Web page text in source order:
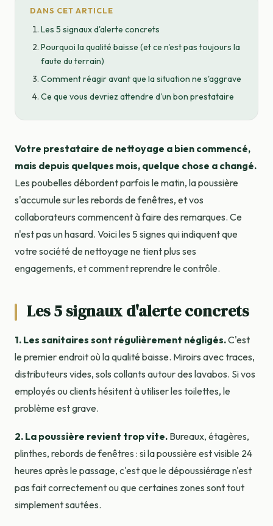
DANS CET ARTICLE
Les 5 signaux d'alerte concrets
Pourquoi la qualité baisse (et ce n'est pas toujours la
faute du terrain)
Comment réagir avant que la situation ne s'aggrave
Ce que vous devriez attendre d'un bon prestataire
Votre prestataire de nettoyage a bien commencé,
mais depuis quelques mois, quelque chose a changé.
Les poubelles débordent parfois le matin, la poussière
s'accumule sur les rebords de fenêtres, et vos
collaborateurs commencent à faire des remarques. Ce
n'est pas un hasard. Voici les 5 signes qui indiquent que
votre société de nettoyage ne tient plus ses
engagements, et comment reprendre le contrôle.
Les 5 signaux d'alerte concrets
1. Les sanitaires sont régulièrement négligés.C'est
le premier endroit où la qualité baisse. Miroirs avec traces,
distributeurs vides, sols collants autour des lavabos. Si vos
employés ou clients hésitent à utiliser les toilettes, le
problème est grave.
2. La poussière revient trop vite. Bureaux, étagères,
plinthes, rebords de fenêtres : si la poussière est visible 24
heures après le passage, c'est que le dépoussiérage n'est
pas fait correctement ou que certaines zones sont tout
simplement sautées.